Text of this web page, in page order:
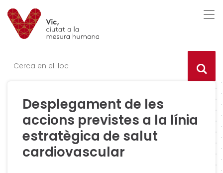
Saltar al contingut
Saltar a la navegació
Informació de contacte
Desplegament de les
accions previstes a la línia
estratègica de salut
cardiovascular